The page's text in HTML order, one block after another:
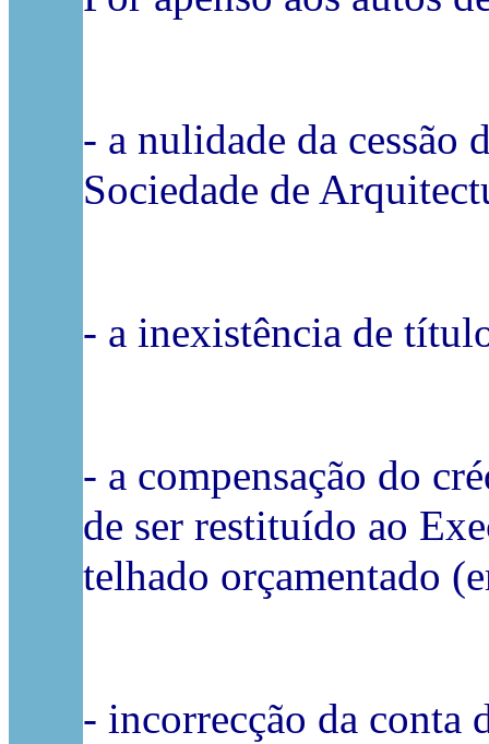
- a nulidade da cessão
Sociedade de
- a inexistência de
- a compensação do
de ser restituído ao
telhado orçamentado
- incorrecção da conta